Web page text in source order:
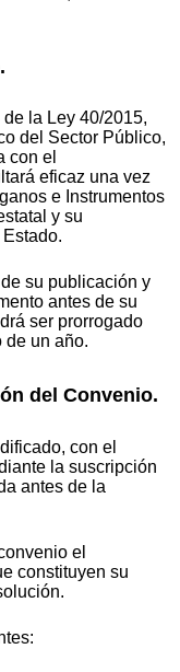
la Ley 40/2015,
del Sector Público,
con el
eficaz una vez
e Instrumentos
y su
su publicación y
antes de su
ser prorrogado
de un año.
del Convenio.
con el
la suscripción
antes de la
el
constituyen su